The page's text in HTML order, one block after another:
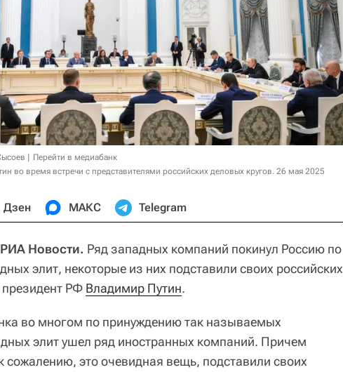
Перейти в медиабанк
во время встречи с представителями российских деловых кругов. 26 мая 2025
Дзен МАКС Telegram
Новости. Ряд западных компаний покинул Россию по
элит, некоторые из них подставили своих российских
РФ Владимир Путин.
во многом по принуждению так называемых
элит ушел ряд иностранных компаний. Причем
сожалению, это очевидная вещь, подставили своих